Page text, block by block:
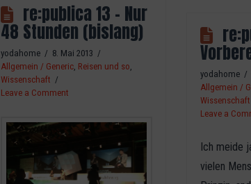
re:publica 13 – Nur
48 Stunden (bislang)
yodahome
8. Mai 2013
Allgemein / Generic Reisen und so
Wissenschaft
Leave a Comment
yodahome
Allgemein /
Wissenschaft
Leave a
Ich meide
vielen